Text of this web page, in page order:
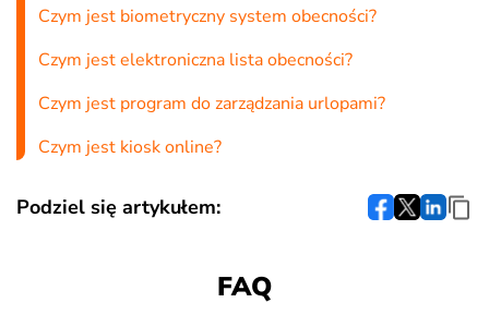
Czym jest biometryczny system obecności?
Czym jest elektroniczna lista obecności?
Czym jest program do zarządzania urlopami?
Czym jest kiosk online?
Podziel się artykułem:
FAQ